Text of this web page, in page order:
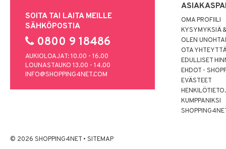
SOITA TAI LAITA MEILLE
SÄHKÖPOSTIA
0800 9 18486
AUKIOLOAJAT: 10.00 - 16.00
LOUNASTAUKO 13.00 - 14.00
INFO@SHOPPING4NET.COM
OMA PROFIILI
KYSYMYKSIÄ
OLEN
OTA
EDULLISET
EHDOT -
EVÄSTEET
KUMPPANIKSI
© 2026 SHOPPING4NET • SITEMAP